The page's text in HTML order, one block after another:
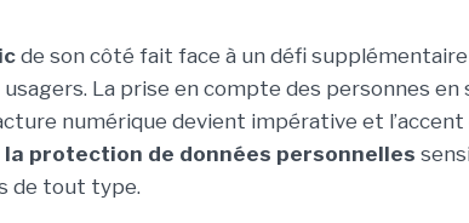
de son côté fait face à un défi
La prise en compte des personnes en
numérique devient impérative et
la protection de données personnelles
de tout type.